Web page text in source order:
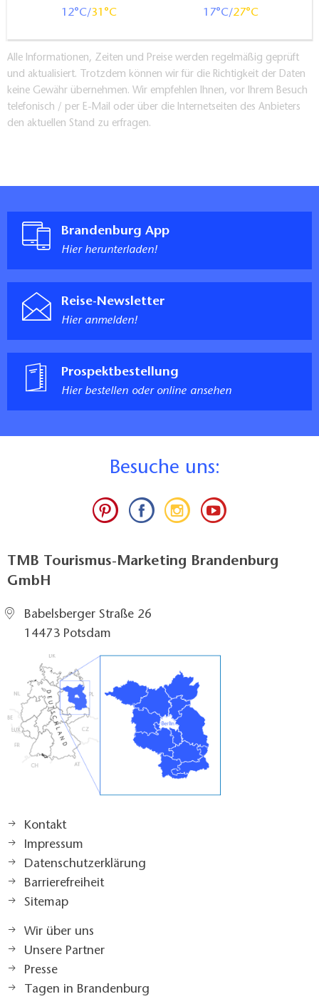
12 31 17 27
Alle Informationen, Zeiten und Preise werden regelmäßig geprüft
und aktualisiert. Trotzdem können wir für die Richtigkeit der Daten
keine Gewähr übernehmen. Wir empfehlen Ihnen, vor Ihrem Besuch
telefonisch / per E-Mail oder über die Internetseiten des Anbieters
den aktuellen Stand zu erfragen.
Brandenburg App
Hier herunterladen!
Reise-Newsletter
Hier anmelden!
Prospektbestellung
Hier bestellen oder online ansehen
Besuche uns:
TMB Tourismus-Marketing Brandenburg
GmbH
Babelsberger Straße 26
14473 Potsdam
Kontakt
Impressum
Datenschutzerklärung
Barrierefreiheit
Sitemap
Wir über uns
Unsere Partner
Presse
Tagen in Brandenburg